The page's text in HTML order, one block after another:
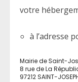
votre
à l’adresse
Mairie de Saint-
8 rue de La
97212 SAINT-